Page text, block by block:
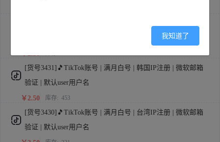
￥2.50
[货号3431]🎵TikTok账号 | 满月白号 | 韩国IP注册 | 微软邮箱
验证 | 默认user用户名
￥2.50 库存: 453
[货号3430]🎵TikTok账号 | 满月白号 | 台湾IP注册 | 微软邮箱
验证 | 默认user用户名
我知道了